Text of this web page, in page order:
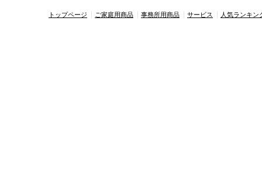
トップページ ご家庭用商品 事務所用商品 サービス 人気ランキン